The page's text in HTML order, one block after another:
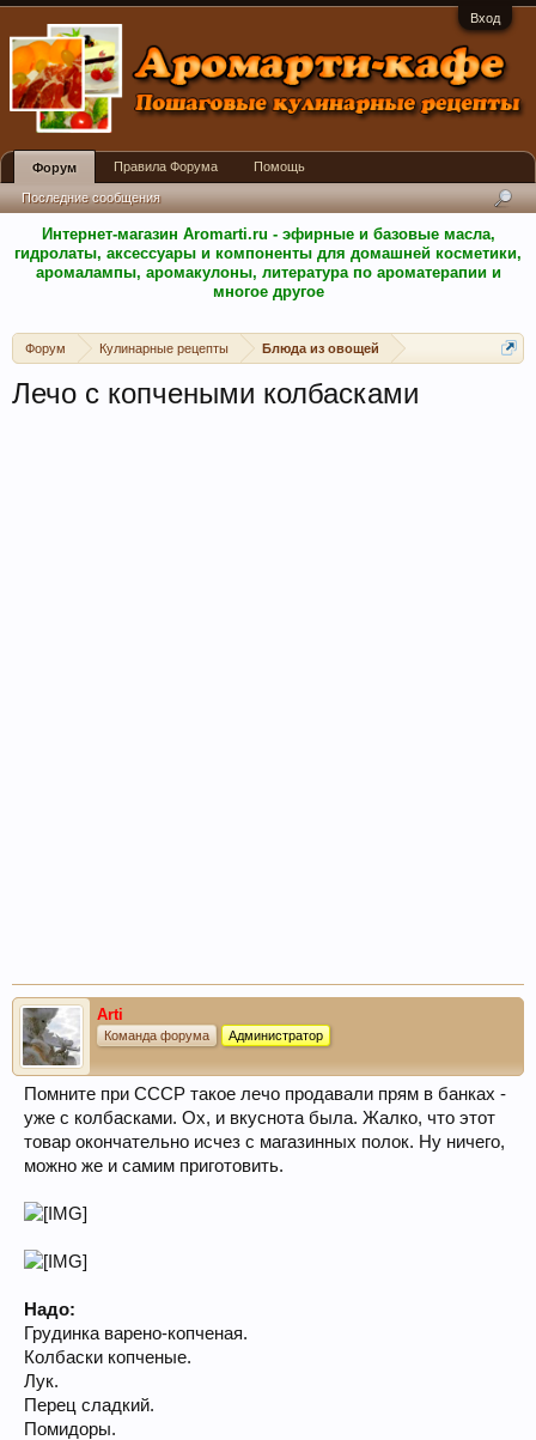
Вход
Интернет-магазин Aromarti.ru - эфирные и базовые масла,
гидролаты, аксессуары и компоненты для домашней косметики,
аромалампы, аромакулоны, литература по ароматерапии и
многое другое
Форум Кулинарные рецепты Блюда из овощей
Лечо с копчеными колбасками
Arti
Команда форума Администратор
Помните при СССР такое лечо продавали прям в банках -
уже с колбасками. Ох, и вкуснота была. Жалко, что этот
товар окончательно исчез с магазинных полок. Ну ничего,
можно же и самим приготовить.
Надо:
Грудинка варено-копченая.
Колбаски копченые.
Лук.
Перец сладкий.
Помидоры.
Форум
Последние сообщения
Правила Форума Помощь